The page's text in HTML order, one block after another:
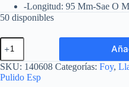
-Longitud: 95 Mm-Sae O
50 disponibles
Llave
combinada
pulido
espejo
en
SKU: 140608 Categorías: Foy,
Pulido Esp